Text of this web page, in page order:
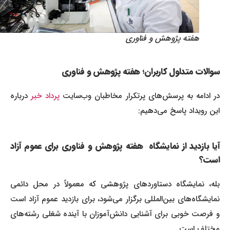
هفته پژوهش و فناوری
سوالات متداول کاربران؛ هفته پژوهش و فناوری
در ادامه به پرسش‌های پرتکرار مخاطبان وب‌سایتپرداد خبردرباره
این رویداد پاسخ می‌دهیم:
آیا بازدید از نمایشگاه هفته پژوهش و فناوری برای عموم آزاد
است؟
بله، نمایشگاه دستاوردهای پژوهشی که معمولاً در محل دائمی
نمایشگاه‌های بین‌المللی برگزار می‌شود، برای بازدید عموم آزاد است
و فرصت خوبی برای آشنایی دانش‌آموزان با آینده شغلی رشته‌های